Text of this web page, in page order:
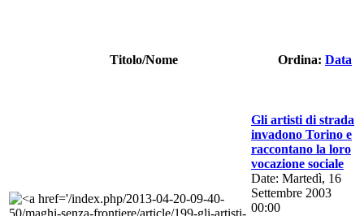
Titolo/Nome Ordina: Data
Gli artisti di strada
invadono Torino e
raccontano la loro
vocazione sociale
Date: Martedì, 16
Settembre 2003
00:00